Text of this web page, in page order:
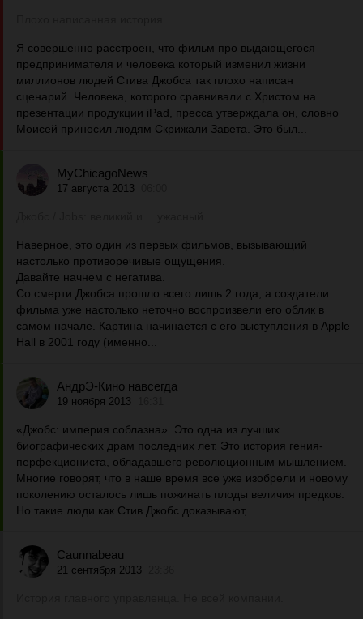
Я совершенно расстроен, что фильм про выдающегося
предпринимателя и человека который изменил жизни
миллионов людей Стива Джобса так плохо написан
сценарий. Человека, которого сравнивали с Христом на
презентации продукции iPad, пресса утверждала он, словно
Моисей приносил людям Скрижали Завета. Это был...
MyChicagoNews
17 августа 2013
Наверное, это один из первых фильмов, вызывающий
настолько противоречивые ощущения.
Давайте начнем с негатива.
Со смерти Джобса прошло всего лишь 2 года, а создатели
фильма уже настолько неточно воспроизвели его облик в
самом начале. Картина начинается с его выступления в Apple
Hall в 2001 году (именно...
АндрЭ-Кино навсегда
19 ноября 2013
«Джобс: империя соблазна». Это одна из лучших
биографических драм последних лет. Это история гения-
перфекциониста, обладавшего революционным мышлением.
Многие говорят, что в наше время все уже изобрели и новому
поколению осталось лишь пожинать плоды величия предков.
Но такие люди как Стив Джобс доказывают,...
Caunnabeau
21 сентября 2013